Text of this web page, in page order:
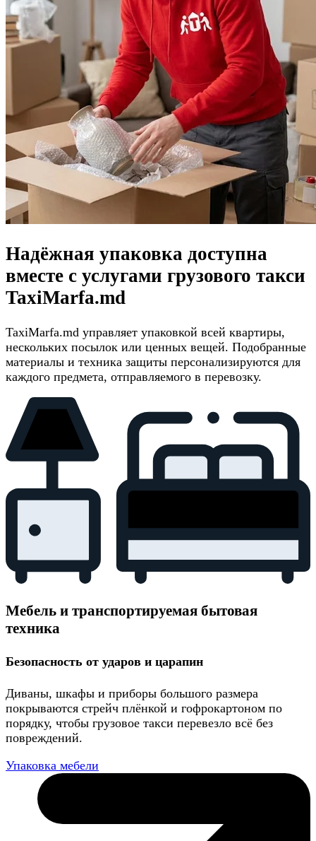
Надёжная упаковка доступна
вместе с услугами грузового такси
TaxiMarfa.md
TaxiMarfa.md управляет упаковкой всей квартиры,
нескольких посылок или ценных вещей. Подобранные
материалы и техника защиты персонализируются для
каждого предмета, отправляемого в перевозку.
Мебель и транспортируемая бытовая
техника
Безопасность от ударов и царапин
Диваны, шкафы и приборы большого размера
покрываются стрейч плёнкой и гофрокартоном по
порядку, чтобы грузовое такси перевезло всё без
повреждений.
Упаковка мебели